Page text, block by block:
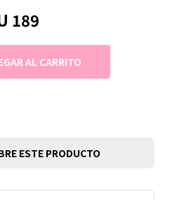
189
ESTE PRODUCTO